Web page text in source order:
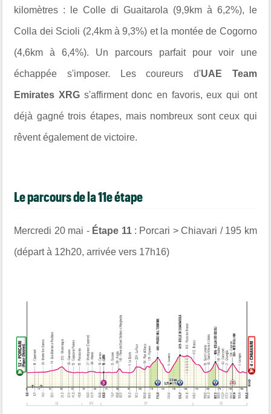
kilomètres : le Colle di Guaitarola (9,9km à 6,2%), le
Colla dei Scioli (2,4km à 9,3%) et la montée de Cogorno
(4,6km à 6,4%). Un parcours parfait pour voir une
échappée s'imposer. Les coureurs d'UAE Team
Emirates XRG s'affirment donc en favoris, eux qui ont
déjà gagné trois étapes, mais nombreux sont ceux qui
rêvent également de victoire.
Le parcours de la 11e étape
Mercredi 20 mai - Étape 11: Porcari > Chiavari / 195 km
(départ à 12h20, arrivée vers 17h16)